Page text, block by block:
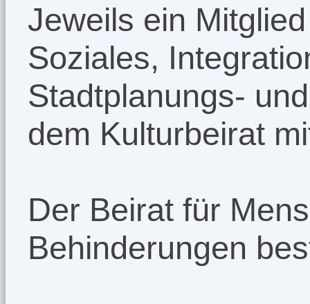
Jeweils ein
Soziales,
Stadtplanungs-
dem Kulturbeirat
Der Beirat für
Behinderungen